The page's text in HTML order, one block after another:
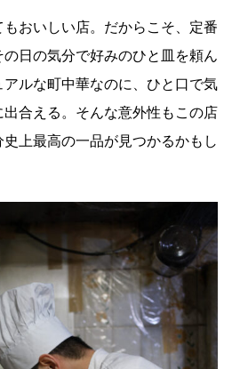
おいしい店。だからこそ、定番
日の気分で好みのひと皿を頼ん
ルな町中華なのに、ひと口で気
合える。そんな意外性もこの店
上最高の一品が見つかるかもし